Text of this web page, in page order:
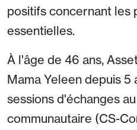
positifs concernant les
essentielles.
À l'âge de 46 ans,
Mama Yeleen depuis 5
sessions d'échanges
communautaire (CS-